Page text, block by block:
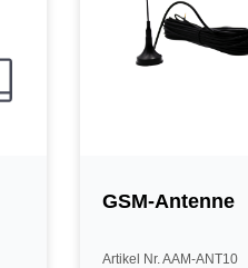
GSM-Antenne
Artikel Nr. AAM-ANT10